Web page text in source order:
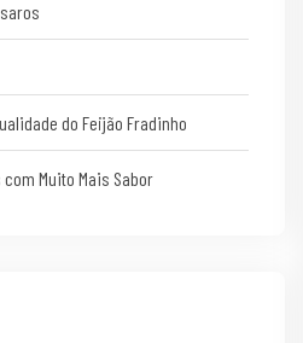
do Feijão Fradinho
Muito Mais Sabor